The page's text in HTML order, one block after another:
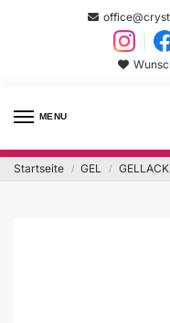
MENU
Startseite / GEL / GELLACK